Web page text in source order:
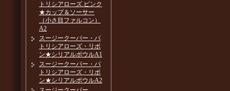
トリシアローズ.ピンク
★カップ＆ソーサー
（小さ目ファルコン）
A2
スージークーパー・パ
トリシアローズ・リボ
ン★シリアルボウルA1
スージークーパー・パ
トリシアローズ・リボ
ン★シリアルボウルA2